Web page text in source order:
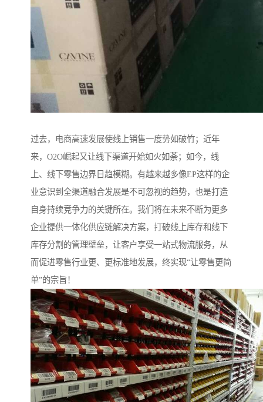
过去，电商高速发展使线上销售一度势如破竹；近年
来，O2O崛起又让线下渠道开始如火如荼；如今，线
上、线下零售边界日趋模糊。有越来越多像EP这样的企
业意识到全渠道融合发展是不可忽视的趋势，也是打造
自身持续竞争力的关键所在。我们将在未来不断为更多
企业提供一体化供应链解决方案，打破线上库存和线下
库存分割的管理壁垒，让客户享受一站式物流服务，从
而促进零售行业更、更标准地发展，终实现“让零售更简
单”的宗旨！